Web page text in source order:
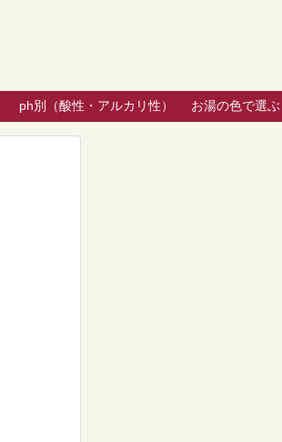
ph別（酸性・アルカリ性） お湯の色で選ぶ